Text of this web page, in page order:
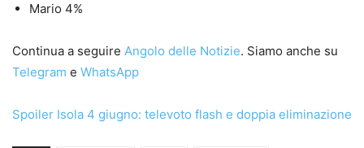
Mario 4%
Continua a seguire Angolo delle Notizie. Siamo anche su
Telegram e WhatsApp
Spoiler Isola 4 giugno: televoto flash e doppia eliminazione